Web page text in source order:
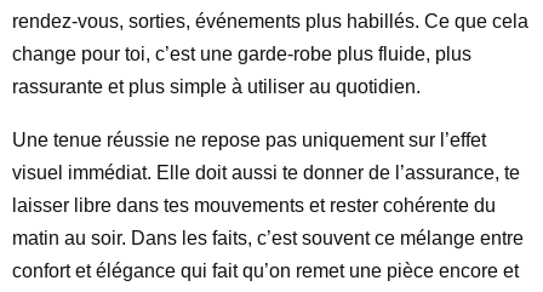
rendez-vous, sorties, événements plus habillés. Ce que cela
change pour toi, c’est une garde-robe plus fluide, plus
rassurante et plus simple à utiliser au quotidien.
Une tenue réussie ne repose pas uniquement sur l’effet
visuel immédiat. Elle doit aussi te donner de l’assurance, te
laisser libre dans tes mouvements et rester cohérente du
matin au soir. Dans les faits, c’est souvent ce mélange entre
confort et élégance qui fait qu’on remet une pièce encore et